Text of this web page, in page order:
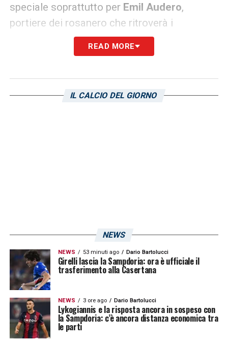
speciale soprattutto per Emil Audero,
portiere dei rosanero che ritroverà i
blucerchiati da avversario nella prima al
come ospite.
Il portiere classe ’97, approdato in Sicilia nel
mercato di gennaio, ha fin qui raccolto 2
READ MORE
IL CALCIO DEL GIORNO
NEWS
NEWS 53 minuti ago Dario Bartolucci
Girelli lascia la Sampdoria: ora è ufficiale il
trasferimento alla Casertana
NEWS 3 ore ago Dario Bartolucci
Lykogiannis e la risposta ancora in sospeso con
la Sampdoria: c’è ancora distanza economica tra
le parti